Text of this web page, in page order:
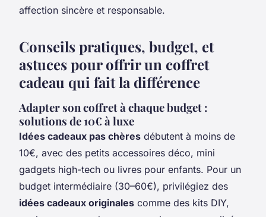
affection sincère et responsable.
Conseils pratiques, budget, et
astuces pour offrir un coffret
cadeau qui fait la différence
Adapter son coffret à chaque budget :
solutions de 10€ à luxe
Idées cadeaux pas chères débutent à moins de
10€, avec des petits accessoires déco, mini
gadgets high-tech ou livres pour enfants. Pour un
budget intermédiaire (30–60€), privilégiez des
idées cadeaux originales comme des kits DIY,